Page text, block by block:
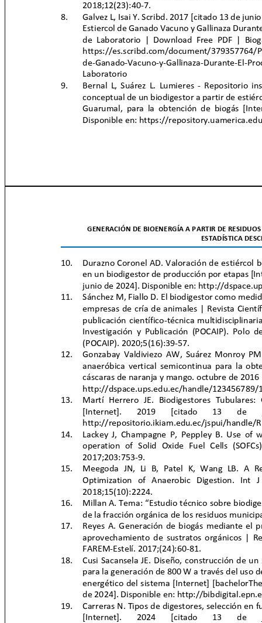
2018;12(23):40-7.
8. Galvez L, Isai Y. Scribd. 2017 [citado 13 de
Estiercol de Ganado Vacuno y Gallinaza
de Laboratorio | Download Free PDF |
https://es.scribd.com/document/379357764/
de-Ganado-Vacuno-y-Gallinaza-Durante-El-
Laboratorio
9.
Bernal L, Suárez L. Lumieres - Repositorio
conceptual de un biodigestor a partir de
Guarumal, para la obtención de biogás
Disponible en: https://
GENERACIÓN DE BIOENERGÍA A PARTIR DE
ESTADÍSTICA
10. Durazno Coronel AD. Valoración de
en un biodigestor de producción por etapas
junio de 2024]. Disponible en: http://
11. Sánchez M, Fiallo D. El biodigestor como
empresas de cría de animales | Revista
publicación científico-técnica
Investigación y Publicación (POCAIP). Polo
(POCAIP). 2020;5(16):39-57.
12. Gonzabay Valdiviezo AW, Suárez Monroy
anaeróbica vertical semicontinua para la
cáscaras de naranja y mango. octubre de
http://dspace.ups.edu.ec/handle/
13. Martí
Herrero JE. Biodigestores
[Internet].
2019 [citado 13 de
http://repositorio.ikiam.edu.ec/jspui/handle/
14. Lackey J, Champagne P, Peppley B. Use
operation of Solid Oxide Fuel Cells
2017;203:753-9.
15. Meegoda
JN, Li B, Patel K, Wang LB. A
Optimization of Anaerobic Digestion.
2018;15(10):2224.
16. Millan A. Tema: “Estudio técnico sobre
de la fracción orgánica de los residuos
17. Reyes A. Generación de biogás mediante
aprovechamiento de sustratos orgánicos |
FAREM-Estelí. 2017;(24):60-81.
18. Cusi Sacansela JE. Diseño, construcción de
para la generación de 800 W a través del uso
energético del sistema [Internet]
de 2024]. Disponible en: http://
19. Carreras N. Tipos de digestores, selección en
[Internet].
2024 [citado 13 de